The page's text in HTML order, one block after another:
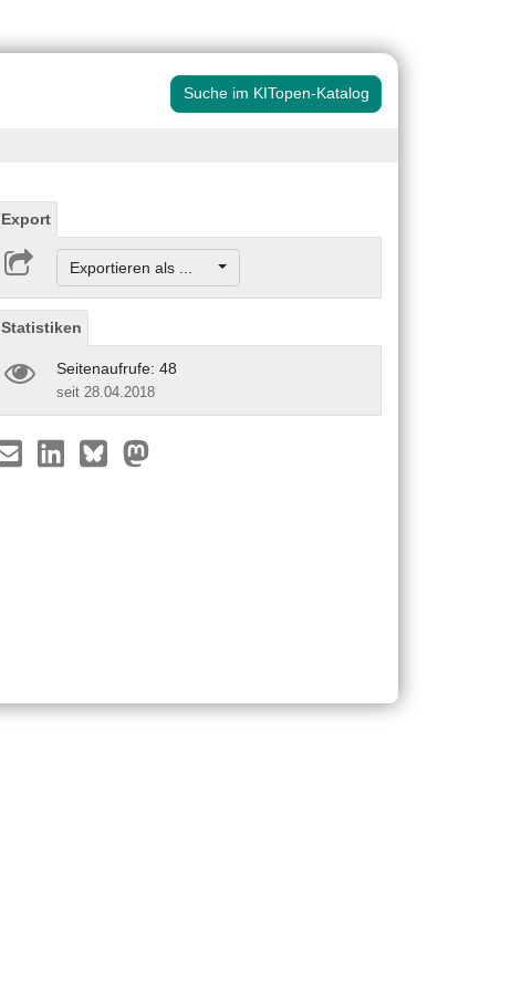
Suche im KITopen-Katalog
Export
Exportieren als ...
Statistiken
Seitenaufrufe: 48
seit 28.04.2018